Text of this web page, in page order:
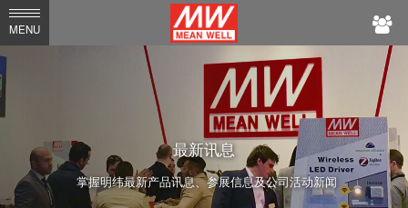
MEAN
WELL
MENU
最新讯息
掌握明纬最新产品讯息、参展信息及公司活动新闻